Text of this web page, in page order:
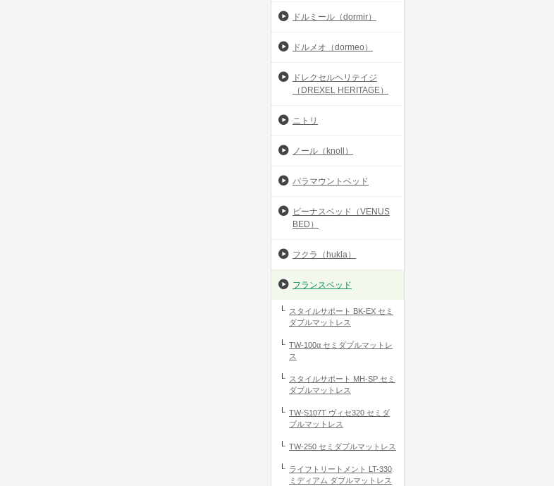
ドルミール（dormir）
ドルメオ（dormeo）
ドレクセルヘリテイジ
（DREXEL HERITAGE）
ニトリ
ノール（knoll）
パラマウントベッド
ビーナスベッド（VENUS
BED）
フクラ（hukla）
フランスベッド
スタイルサポート BK-EX セミ
ダブルマットレス
TW-100α セミダブルマットレ
ス
スタイルサポート MH-SP セミ
ダブルマットレス
TW-S107T ヴィセ320 セミダ
ブルマットレス
TW-250 セミダブルマットレス
ライフトリートメント LT-330
ミディアム ダブルマットレス